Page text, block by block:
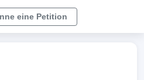
eine Petition